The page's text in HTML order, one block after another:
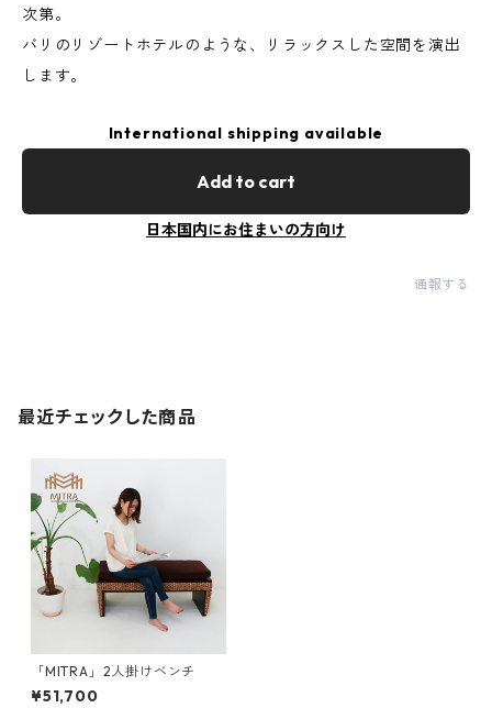
次第。
バリのリゾートホテルのような、リラックスした空間を演出
します。
International shipping available
Add to cart
日本国内にお住まいの方向け
通報する
最近チェックした商品
「MITRA」2人掛けベンチ
¥51,700